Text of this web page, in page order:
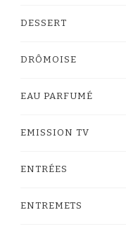
DESSERT
DRÔMOISE
EAU PARFUMÉ
EMISSION TV
ENTRÉES
ENTREMETS